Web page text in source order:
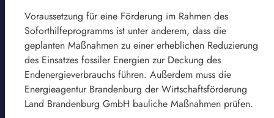
Voraussetzung für eine Förderung im Rahmen des
Soforthilfeprogramms ist unter anderem, dass die
geplanten Maßnahmen zu einer erheblichen Reduzierung
des Einsatzes fossiler Energien zur Deckung des
Endenergieverbrauchs führen. Außerdem muss die
Energieagentur Brandenburg der Wirtschaftsförderung
Land Brandenburg GmbH bauliche Maßnahmen prüfen.